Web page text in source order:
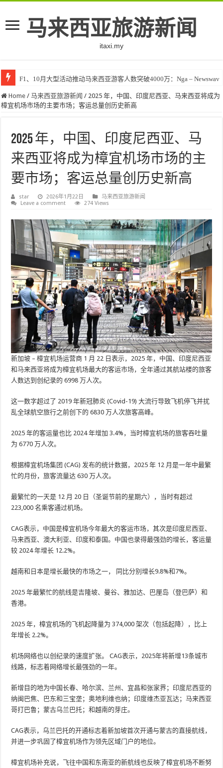
马来西亚旅游新闻
itaxi.my
F1、10月大型活动推动马来西亚游客人数突破4000万：Nga – Newswav
Home / 马来西亚旅游新闻 / 2025 年，中国、印度尼西亚、马来西亚将成为
樟宜机场市场的主要市场；客运总量创历史新高
2025 年，中国、印度尼西亚、马
来西亚将成为樟宜机场市场的主
要市场；客运总量创历史新高
star 2026年1月22日
马来西亚旅游新闻
Leave a comment
274 Views
新加坡 –樟宜机场运营商 1 月 22 日表示，2025 年，中国、印度尼西亚
和马来西亚将成为樟宜机场最大的客运市场，全年通过其航站楼的旅客
人数达到创纪录的 6998 万人次。
这一数字超过了 2019 年新冠肺炎 (Covid-19) 大流行导致飞机停飞并扰
乱全球航空旅行之前创下的 6830 万人次旅客高峰。
2025 年的客运量也比 2024 年增加 3.4%，当时樟宜机场的旅客吞吐量
为 6770 万人次。
根据樟宜机场集团 (CAG) 发布的统计数据，2025 年 12 月是一年中最繁
忙的月份，旅客流量达 630 万人次。
最繁忙的一天是 12 月 20 日（圣诞节前的星期六），当时有超过
223,000 名乘客通过机场。
CAG表示，中国是樟宜机场今年最大的客运市场，其次是印度尼西亚、
马来西亚、澳大利亚、印度和泰国。中国也录得最强劲的增长，客运量
较 2024 年增长 12.2%。
越南和日本是增长最快的市场之一， 同比分别增长9.8%和7%。
2025 年最繁忙的航线是吉隆坡、曼谷、雅加达、巴厘岛（登巴萨）和
香港。
2025 年，樟宜机场的飞机起降量为 374,000 架次（包括起降），比上
年增长 2.2%。
机场网络也以创纪录的速度扩张。 CAG表示，2025年将新增13条城市
线路，标志着网络增长最强劲的一年。
新增目的地为中国长春、哈尔滨、兰州、宜昌和张家界；印度尼西亚的
纳闽巴焦、巴东和三宝垄；奥地利维也纳；印度维杰亚瓦达；马来西亚
哥打巴鲁；蒙古乌兰巴托；和越南的芽庄。
CAG表示，乌兰巴托的开通标志着新加坡首次开通与蒙古的直接航线，
并进一步巩固了樟宜机场作为领先区域门户的地位。
樟宜机场补充说，飞往中国和东南亚的新航线也反映了樟宜机场不断努